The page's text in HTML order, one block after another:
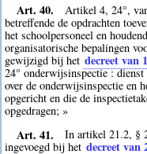
Art. 40. Artikel 4, 24°,
betreffende de opdrachten
het schoolpersoneel en
organisatorische bepalingen
gewijzigd bij het decreet van
24° onderwijsinspectie :
over de onderwijsinspectie en
opgericht en die de
opgedragen; »
Art. 41.
In artikel 21.2, §
ingevoegd bij het decreet van